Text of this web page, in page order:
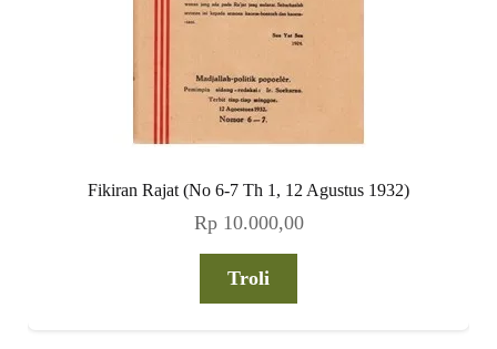
Fikiran Rajat (No 6-7 Th 1, 12 Agustus 1932)
Rp10.000,00
Troli